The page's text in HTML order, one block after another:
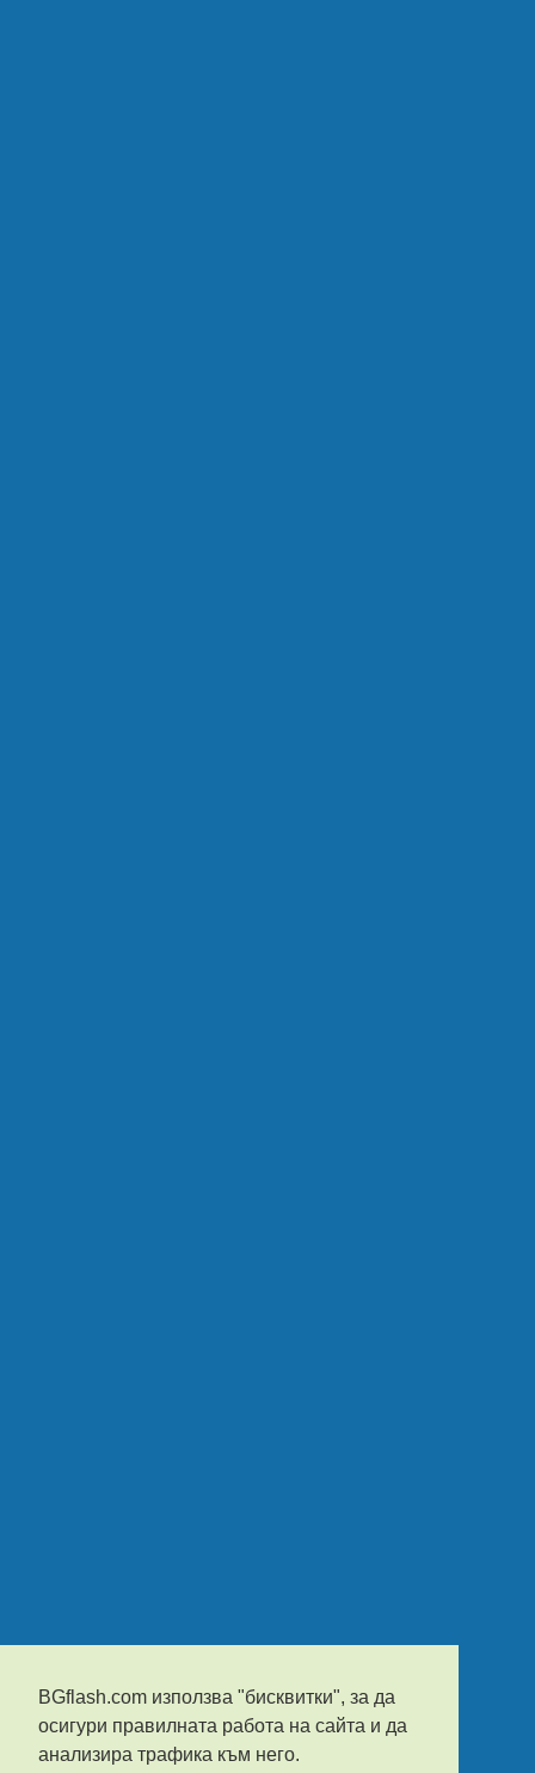
BGflash.com използва "бисквитки", за да
осигури правилната работа на сайта и да
анализира трафика към него.